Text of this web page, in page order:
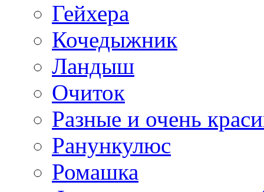
Гейхера
Кочедыжник
Ландыш
Очиток
Разные и очень
Ранункулюс
Ромашка